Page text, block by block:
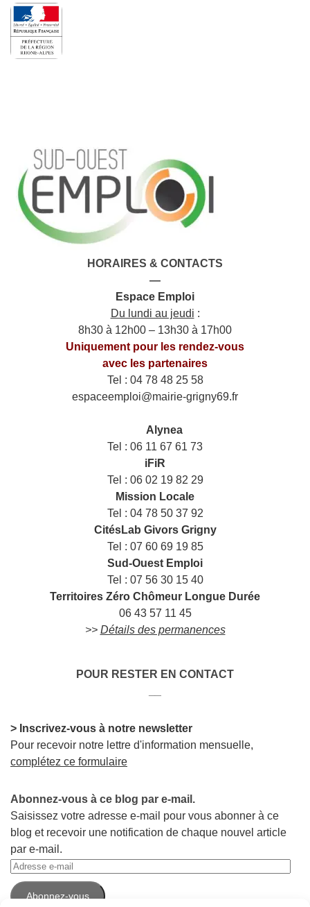
HORAIRES & CONTACTS
—
Espace Emploi
Du lundi au jeudi :
8h30 à 12h00 – 13h30 à 17h00
Uniquement pour les rendez-vous
avec les partenaires
Tel : 04 78 48 25 58
espaceemploi@mairie-grigny69.fr
Alynea
Tel : 06 11 67 61 73
iFiR
Tel : 06 02 19 82 29
Mission Locale
Tel : 04 78 50 37 92
CitésLab Givors Grigny
Tel : 07 60 69 19 85
Sud-Ouest Emploi
Tel : 07 56 30 15 40
Territoires Zéro Chômeur Longue Durée
06 43 57 11 45
>> Détails des permanences
POUR RESTER EN CONTACT
> Inscrivez-vous à notre newsletter
Pour recevoir notre lettre d'information mensuelle,
complétez ce formulaire
Abonnez-vous à ce blog par e-mail.
Saisissez votre adresse e-mail pour vous abonner à ce
blog et recevoir une notification de chaque nouvel article
par e-mail.
Adresse
e-
mailAbonnez-vous